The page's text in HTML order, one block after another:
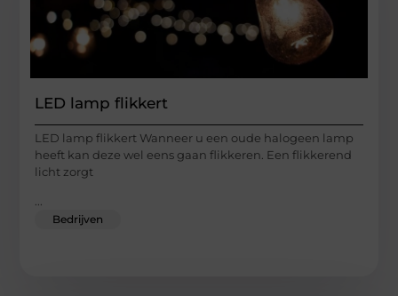
LED lamp flikkert
LED lamp flikkert Wanneer u een oude halogeen lamp
heeft kan deze wel eens gaan flikkeren. Een flikkerend
licht zorgt
...
Bedrijven